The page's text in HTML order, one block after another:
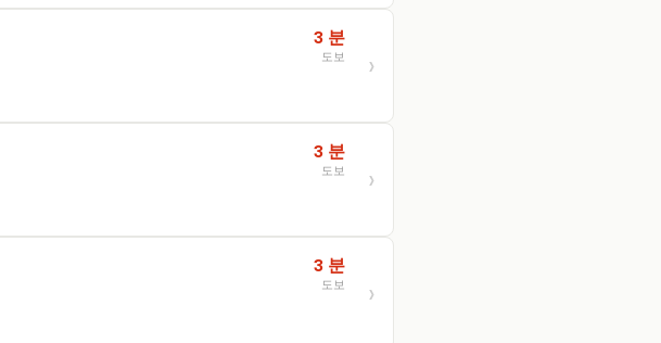
3 분
도보
3 분
도보
3 분
도보